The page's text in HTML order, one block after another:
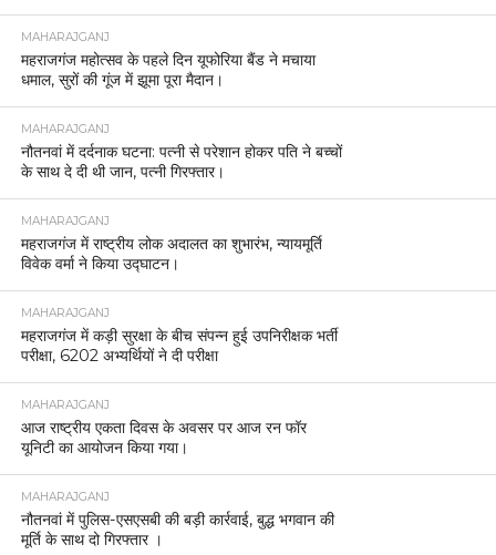
MAHARAJGANJ
महराजगंज महोत्सव के पहले दिन यूफोरिया बैंड ने मचाया
धमाल, सुरों की गूंज में झूमा पूरा मैदान।
MAHARAJGANJ
नौतनवां में दर्दनाक घटना: पत्नी से परेशान होकर पति ने बच्चों
के साथ दे दी थी जान, पत्नी गिरफ्तार।
MAHARAJGANJ
महराजगंज में राष्ट्रीय लोक अदालत का शुभारंभ, न्यायमूर्ति
विवेक वर्मा ने किया उद्घाटन।
MAHARAJGANJ
महराजगंज में कड़ी सुरक्षा के बीच संपन्न हुई उपनिरीक्षक भर्ती
परीक्षा, 6202 अभ्यर्थियों ने दी परीक्षा
MAHARAJGANJ
आज राष्ट्रीय एकता दिवस के अवसर पर आज रन फॉर
यूनिटी का आयोजन किया गया।
MAHARAJGANJ
नौतनवां में पुलिस-एसएसबी की बड़ी कार्रवाई, बुद्ध भगवान की
मूर्ति के साथ दो गिरफ्तार ।